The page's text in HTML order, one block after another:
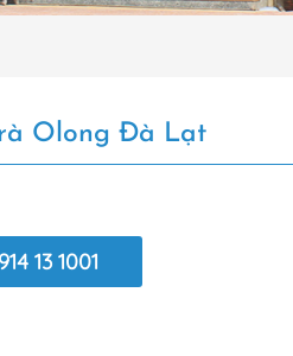
Olong Đà Lạt
13 1001